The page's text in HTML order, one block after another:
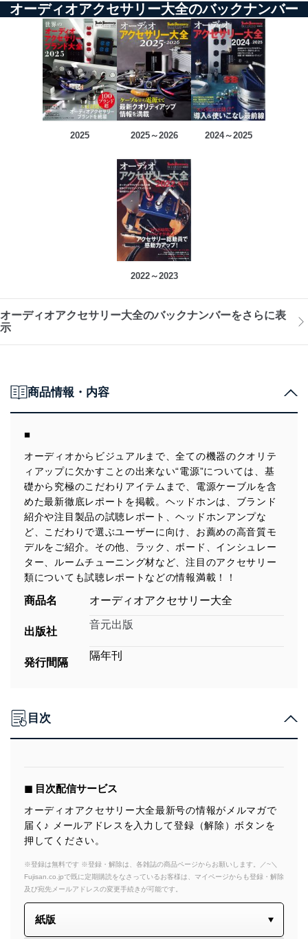
オーディオアクセサリー大全のバックナンバー
2025 2025～2026 2024～2025
2022～2023
オーディオアクセサリー大全のバックナンバーをさらに表
示
商品情報・内容
■
オーディオからビジュアルまで、全ての機器のクオリテ
ィアップに欠かすことの出来ない“電源”については、基
礎から究極のこだわりアイテムまで、電源ケーブルを含
めた最新徹底レポートを掲載。ヘッドホンは、ブランド
紹介や注目製品の試聴レポート、ヘッドホンアンプな
ど、こだわりで選ぶユーザーに向け、お薦めの高音質モ
デルをご紹介。その他、ラック、ボード、インシュレー
ター、ルームチューニング材など、注目のアクセサリー
類についても試聴レポートなどの情報満載！！
商品名 オーディオアクセサリー大全
出版社
音元出版
発行間隔
隔年刊
目次
◼︎ 目次配信サービス
オーディオアクセサリー大全最新号の情報がメルマガで
届く♪ メールアドレスを入力して登録（解除）ボタンを
押してください。
※登録は無料です ※登録・解除は、各雑誌の商品ページからお願いします。／~＼
Fujisan.co.jpで既に定期購読をなさっているお客様は、マイページからも登録・解除
及び宛先メールアドレスの変更手続きが可能です。